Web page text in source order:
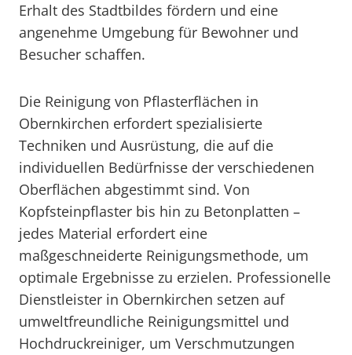
Erhalt des Stadtbildes fördern und eine
angenehme Umgebung für Bewohner und
Besucher schaffen.
Die Reinigung von Pflasterflächen in
Obernkirchen erfordert spezialisierte
Techniken und Ausrüstung, die auf die
individuellen Bedürfnisse der verschiedenen
Oberflächen abgestimmt sind. Von
Kopfsteinpflaster bis hin zu Betonplatten –
jedes Material erfordert eine
maßgeschneiderte Reinigungsmethode, um
optimale Ergebnisse zu erzielen. Professionelle
Dienstleister in Obernkirchen setzen auf
umweltfreundliche Reinigungsmittel und
Hochdruckreiniger, um Verschmutzungen